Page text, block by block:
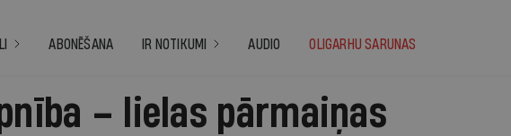
ABONĒŠANA IR NOTIKUMI AUDIO OLIGARHU SARUNAS
– lielas pārmaiņas